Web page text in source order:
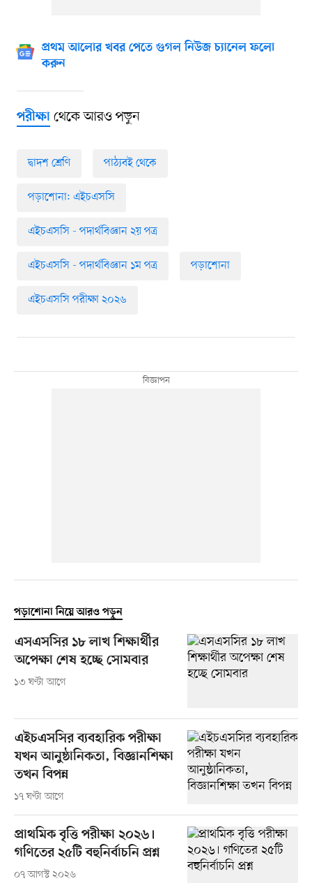
প্রথম আলোর খবর পেতে গুগল নিউজ চ্যানেল ফলো
করুন
পরীক্ষাথেকে আরও পড়ুন
দ্বাদশ শ্রেণি পাঠ্যবই থেকে
পড়াশোনা: এইচএসসি
এইচএসসি - পদার্থবিজ্ঞান ২য় পত্র
এইচএসসি - পদার্থবিজ্ঞান ১ম পত্র পড়াশোনা
এইচএসসি পরীক্ষা ২০২৬
পড়াশোনা নিয়ে আরও পড়ুন
এসএসসির ১৮ লাখ শিক্ষার্থীর
অপেক্ষা শেষ হচ্ছে সোমবার
১৩ ঘণ্টা আগে
এইচএসসির ব্যবহারিক পরীক্ষা
যখন আনুষ্ঠানিকতা, বিজ্ঞানশিক্ষা
তখন বিপন্ন
১৭ ঘণ্টা আগে
প্রাথমিক বৃত্তি পরীক্ষা ২০২৬।
গণিতের ২৫টি বহুনির্বাচনি প্রশ্ন
০৭ আগস্ট ২০২৬